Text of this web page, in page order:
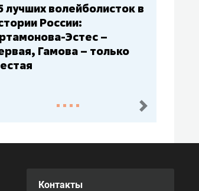
лучших волейболисток в
России:
Эстес –
Гамова – только
след.
Контакты